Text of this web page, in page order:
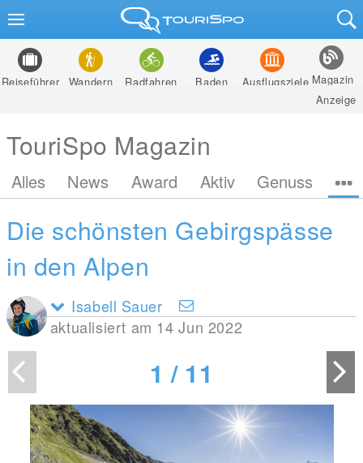
Reiseführer Wandern Radfahren Baden Ausflugsziele Magazin
Anzeige
TouriSpo Magazin
Alles News Award Aktiv Genuss
Die schönsten Gebirgspässe
in den Alpen
Isabell Sauer
aktualisiert am 14 Jun 2022
1 / 11